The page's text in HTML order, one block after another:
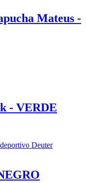
Mateus -
- VERDE